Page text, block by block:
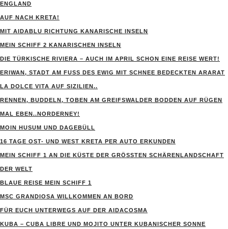
ENGLAND
AUF NACH KRETA!
MIT AIDABLU RICHTUNG KANARISCHE INSELN
MEIN SCHIFF 2 KANARISCHEN INSELN
DIE TÜRKISCHE RIVIERA – AUCH IM APRIL SCHON EINE REISE WERT!
ERIWAN, STADT AM FUSS DES EWIG MIT SCHNEE BEDECKTEN ARARAT
LA DOLCE VITA AUF SIZILIEN..
RENNEN, BUDDELN, TOBEN AM GREIFSWALDER BODDEN AUF RÜGEN
MAL EBEN..NORDERNEY!
MOIN HUSUM UND DAGEBÜLL
16 TAGE OST- UND WEST KRETA PER AUTO ERKUNDEN
MEIN SCHIFF 1 AN DIE KÜSTE DER GRÖSSTEN SCHÄRENLANDSCHAFT D
ER WELT
BLAUE REISE MEIN SCHIFF 1
MSC GRANDIOSA WILLKOMMEN AN BORD
FÜR EUCH UNTERWEGS AUF DER AIDACOSMA
KUBA – CUBA LIBRE UND MOJITO UNTER KUBANISCHER SONNE